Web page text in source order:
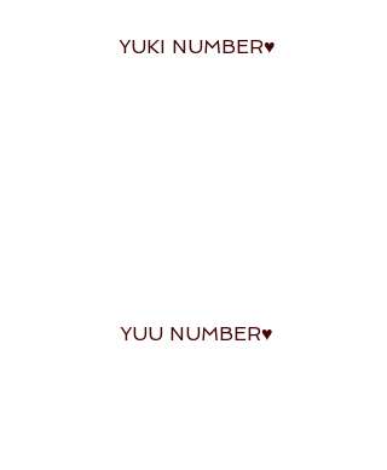
YUKI NUMBER♥
YUU NUMBER♥